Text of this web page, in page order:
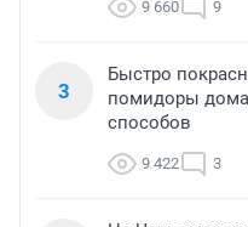
9 660 9
3
Быстро
помидоры
способов
9 422 3